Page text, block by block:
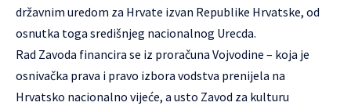
državnim uredom za Hrvate izvan Republike Hrvatske, od
osnutka toga središnjeg nacionalnog Urecda.
Rad Zavoda financira se iz proračuna Vojvodine – koja je
osnivačka prava i pravo izbora vodstva prenijela na
Hrvatsko nacionalno vijeće, a usto Zavod za kulturu